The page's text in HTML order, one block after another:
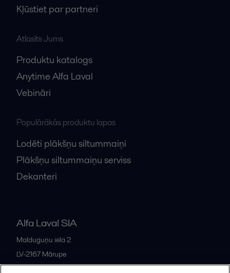
Kļūstiet par partneri
Atlasīts Jums
Produktu katalogs
Anytime Alfa Laval
Vebināri
Populārākās produktu lapas
Lodēti plākšņu siltummaiņi
Plākšņu siltummaiņu serviss
Dekanteri
Alfa Laval SIA
Malduguņu iela 2
LV-2167 Mārupe
Latvia